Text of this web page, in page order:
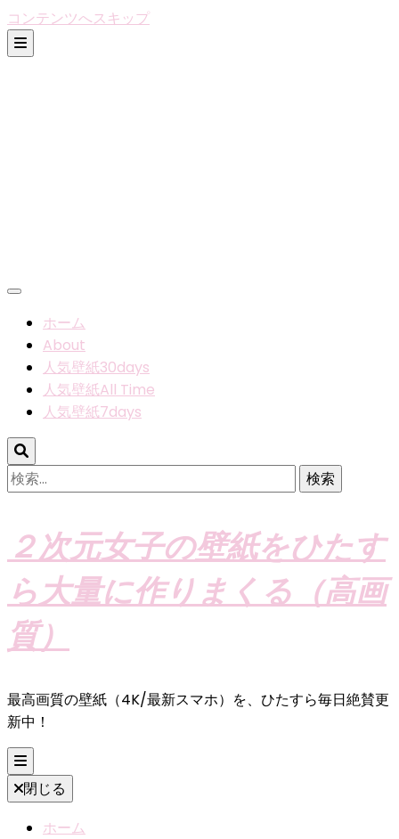
コンテンツへスキップ
ホーム
About
人気壁紙30days
人気壁紙All Time
人気壁紙7days
検
索:
２次元女子の壁紙をひたす
ら大量に作りまくる（高画
質）
最高画質の壁紙（4K/最新スマホ）を、ひたすら毎日絶賛更
新中！
閉じる
ホーム